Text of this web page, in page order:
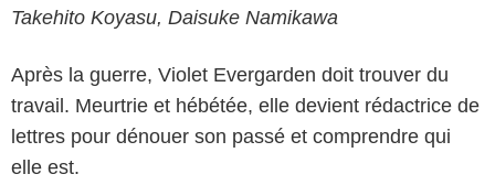
Takehito Koyasu, Daisuke Namikawa
Après la guerre, Violet Evergarden doit trouver du
travail. Meurtrie et hébétée, elle devient rédactrice de
lettres pour dénouer son passé et comprendre qui
elle est.